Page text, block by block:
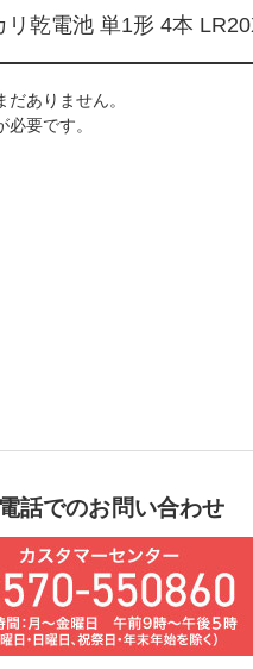
乾電池 単1形 4本
ありません。
必要です。
話でのお問い合わせ